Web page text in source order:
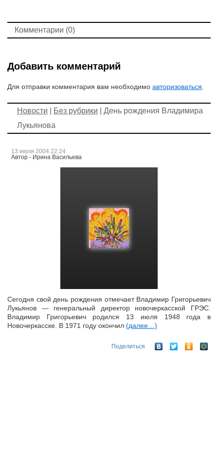
Комментарии (0)
Добавить комментарий
Для отправки комментария вам необходимо авторизоваться.
Новости Без рубрики | День рождения Владимира
Лукьянова
13 июля 2004 22:24
Автор - Ирина Васильева
Сегодня свой день рождения отмечает Владимир Григорьевич
Лукьянов — генеральный директор новочеркасской ГРЭС.
Владимир Григорьевич родился 13 июля 1948 года в
Новочеркасске. В 1971 году окончил (далее…)
Поделиться